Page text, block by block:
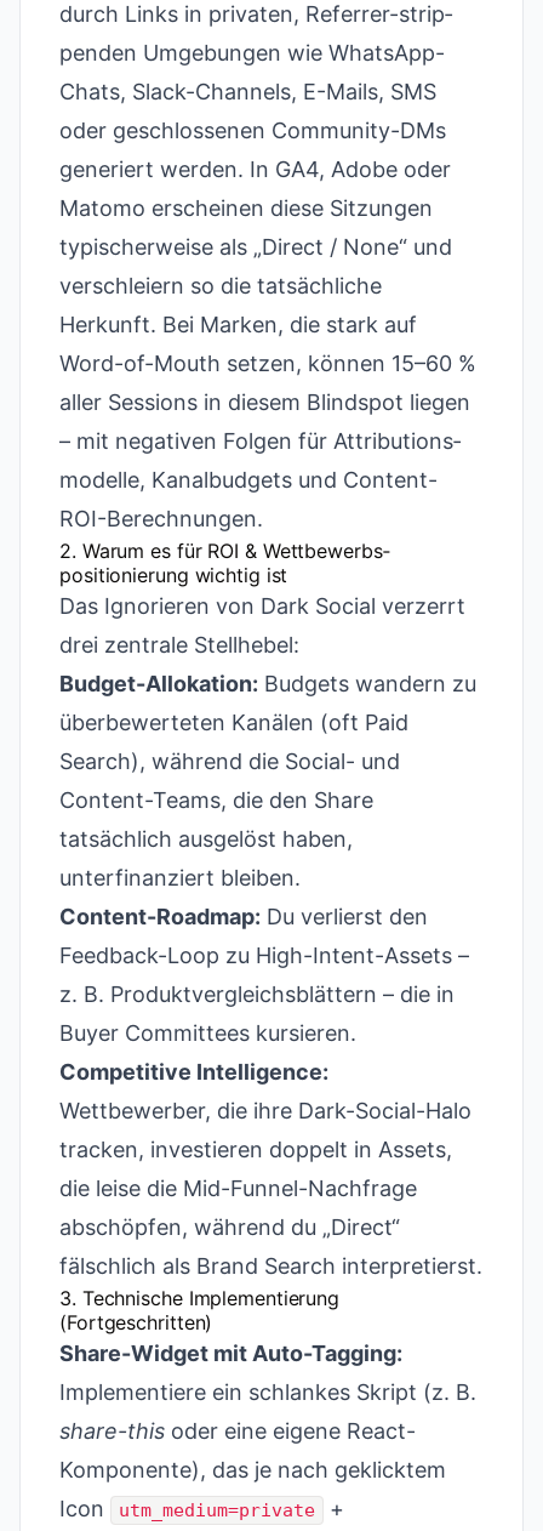
durch Links in privaten, Referrer-strip­
pen­den Umgebungen wie WhatsApp-
Chats, Slack-Channels, E-Mails, SMS
oder geschlossenen Community-DMs
generiert werden. In GA4, Adobe oder
Matomo erscheinen diese Sitzungen
typischerweise als „Direct / None“ und
verschleiern so die tatsächliche
Herkunft. Bei Marken, die stark auf
Word-of-Mouth setzen, können 15–60 %
aller Sessions in diesem Blind­spot liegen
– mit negativen Folgen für Attributions­
modelle, Kanal­budgets und Content-
ROI-Berechnungen.
2. Warum es für ROI & Wettbewerbs­
positionierung wichtig ist
Das Ignorieren von Dark Social verzerrt
drei zentrale Stellhebel:
Budget-Allokation: Budgets wandern zu
überbewerteten Kanälen (oft Paid
Search), während die Social- und
Content-Teams, die den Share
tatsächlich ausgelöst haben,
unterfinanziert bleiben.
Content-Roadmap: Du verlierst den
Feedback-Loop zu High-Intent-Assets –
z. B. Produkt­vergleichs­blättern – die in
Buyer Committees kursieren.
Competitive Intelligence:
Wettbewerber, die ihre Dark-Social-Halo
tracken, investieren doppelt in Assets,
die leise die Mid-Funnel-Nachfrage
abschöpfen, während du „Direct“
fälschlich als Brand Search interpretierst.
3. Technische Implementierung
(Fortgeschritten)
Share-Widget mit Auto-Tagging:
Implementiere ein schlankes Skript (z. B.
share-this oder eine eigene React-
Komponente), das je nach geklicktem
Icon
utm_medium=private +